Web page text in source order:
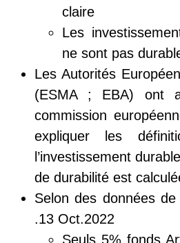
claire
Les
ne sont pas
Les Autorités
(ESMA ; EBA) ont
commission
expliquer les
l’investissement
de durabilité est
Selon des données
.13 Oct.2022
Seuls 5% fonds